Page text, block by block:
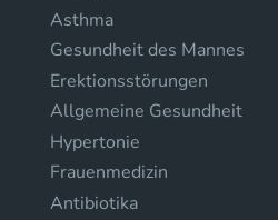
Asthma
Gesundheit des Mannes
Erektionsstörungen
Allgemeine Gesundheit
Hypertonie
Frauenmedizin
Antibiotika